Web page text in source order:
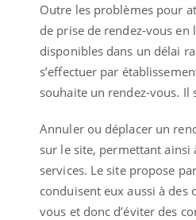
Outre les problèmes pour
de prise de rendez-vous en
disponibles dans un délai
s’effectuer par
souhaite un rendez-vous.
Annuler ou déplacer un
sur le site, permettant ainsi
services. Le site propose
conduisent eux aussi à des
vous et donc d’éviter des